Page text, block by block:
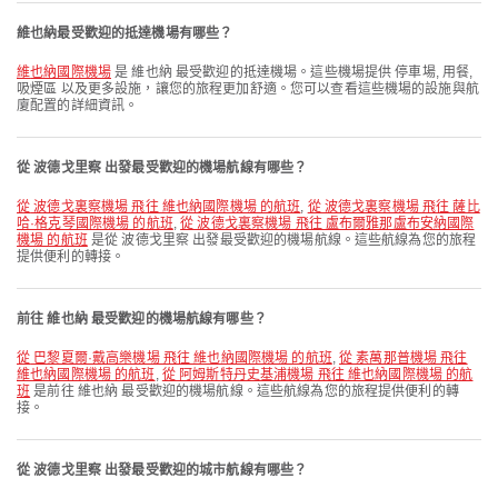
維也納最受歡迎的抵達機場有哪些？
維也納國際機場是 維也納 最受歡迎的抵達機場。這些機場提供 停車場, 用餐,
吸煙區 以及更多設施，讓您的旅程更加舒適。您可以查看這些機場的設施與航
廈配置的詳細資訊。
從 波德戈里察 出發最受歡迎的機場航線有哪些？
從 波德戈裏察機場 飛往 維也納國際機場 的航班, 從 波德戈裏察機場 飛往 薩比
哈·格克琴國際機場 的航班,從 波德戈裏察機場 飛往 盧布爾雅那盧布安納國際
機場 的航班 是從 波德戈里察 出發最受歡迎的機場航線。這些航線為您的旅程
提供便利的轉接。
前往 維也納 最受歡迎的機場航線有哪些？
從 巴黎夏爾·戴高樂機場 飛往 維也納國際機場 的航班,從 素萬那普機場 飛往
維也納國際機場 的航班 , 從 阿姆斯特丹史基浦機場 飛往 維也納國際機場 的航
班 是前往 維也納 最受歡迎的機場航線。這些航線為您的旅程提供便利的轉
接。
從 波德戈里察 出發最受歡迎的城市航線有哪些？